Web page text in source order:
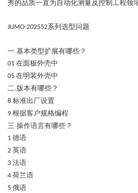
秀的品质一直为自动化测量及控制工程领
JUMO-202552系列选型问题
一 基本类型扩展有哪些？
01 在面板外壳中
05 在明装外壳中
二.版本有哪些？
8 标准出厂设置
9 根据客户规格编程
三 操作语言有哪些？
1 德语
2 英语
3 法语
4 荷兰语
5 俄语